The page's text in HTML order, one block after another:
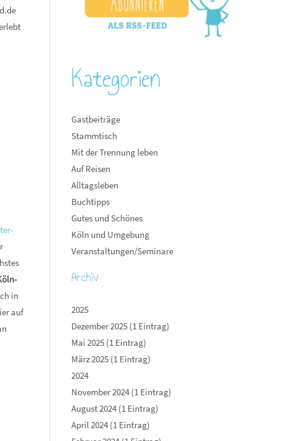
in
auf
Kategorien
Gastbeiträge
Stammtisch
Mit der Trennung leben
Auf Reisen
Alltagsleben
Buchtipps
Gutes und Schönes
Köln und Umgebung
Veranstaltungen/Seminare
Archiv
2025
Dezember 2025 (1 Eintrag)
Mai 2025 (1 Eintrag)
März 2025 (1 Eintrag)
2024
November 2024 (1 Eintrag)
August 2024 (1 Eintrag)
April 2024 (1 Eintrag)